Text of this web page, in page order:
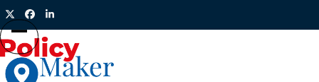
Skip
to
content
TwitterFacebook
LinkedIn
Open
mobile
Close
mobile